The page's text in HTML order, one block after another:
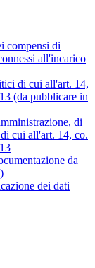
compensi di
all'incarico
di cui all'art. 14,
(da pubblicare in
di
cui all'art. 14, co.
da
dei dati